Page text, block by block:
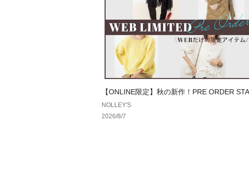
【ONLINE限定】秋の新作！PRE ORDER
T!
NOLLEY'S
2026/8/7